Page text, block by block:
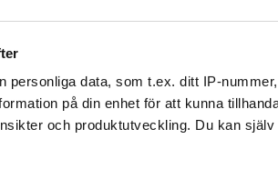
personliga data, som t.ex. ditt IP-
på din enhet för att kunna
och produktutveckling. Du kan
årets
Hela regionen
eftersom